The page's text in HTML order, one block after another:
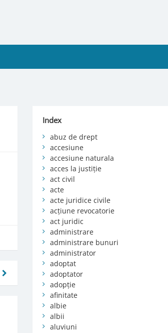
Index
abuz de drept
accesiune
accesiune naturala
acces la justiție
act civil
acte
acte juridice civile
acțiune revocatorie
act juridic
administrare
administrare bunuri
administrator
adoptat
adoptator
adopție
afinitate
albie
albii
aluviuni